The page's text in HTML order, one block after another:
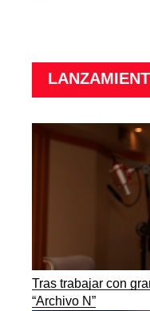
Tras trabajar con
“Archivo N”